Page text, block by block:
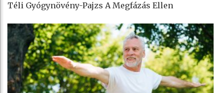
Téli Gyógynövény-Pajzs A Megfázás Ellen